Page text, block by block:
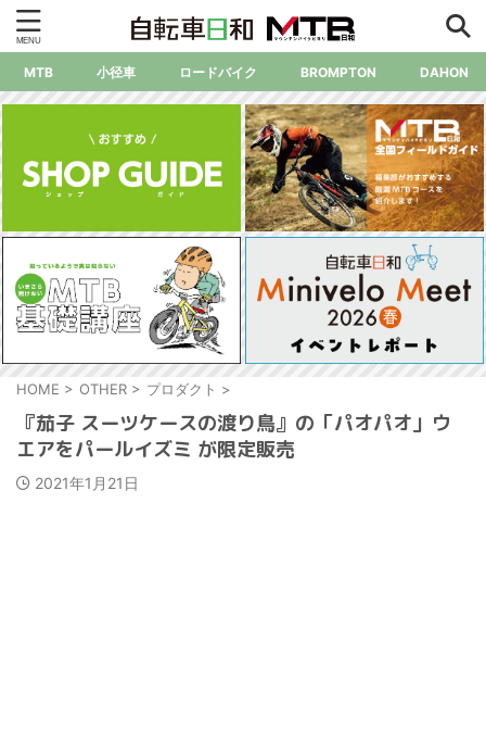
MTB 小径車 ロードバイク BROMPTON DAHON
HOME > OTHER > プロダクト >
『茄子 スーツケースの渡り鳥』の「パオパオ」ウ
エアをパールイズミ が限定販売
2021年1月21日